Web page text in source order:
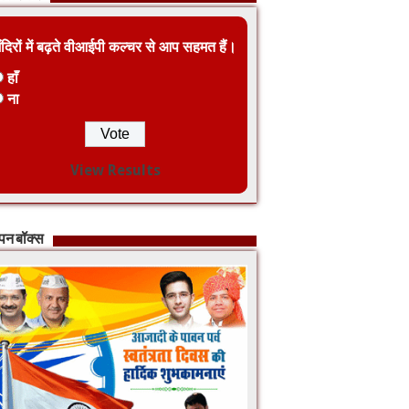
में बढ़ते वीआईपी कल्चर से आप सहमत हैं।
हाँ
ना
View Results
बॉक्स